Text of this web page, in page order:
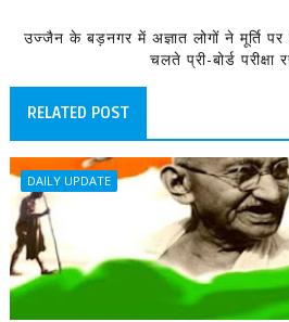
उज्जैन के बड़नगर में अज्ञात लोगों ने मूर्ति
चलते प्री-बोर्ड परीक्षा
RELATED POST
DAILY UPDATE